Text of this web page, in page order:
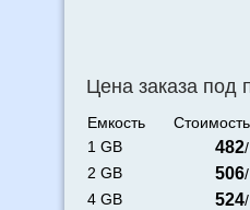
Цена заказа под
Емкость
1 GB
482
2 GB
506
4 GB
524